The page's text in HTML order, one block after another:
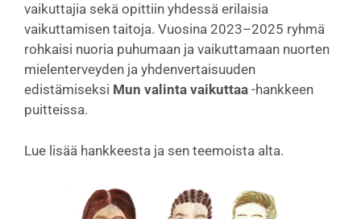
vaikuttajia sekä opittiin yhdessä erilaisia
vaikuttamisen taitoja. Vuosina 2023–2025 ryhmä
rohkaisi nuoria puhumaan ja vaikuttamaan nuorten
mielenterveyden ja yhdenvertaisuuden
edistämiseksi Mun valinta vaikuttaa -hankkeen
puitteissa.
Lue lisää hankkeesta ja sen teemoista alta.